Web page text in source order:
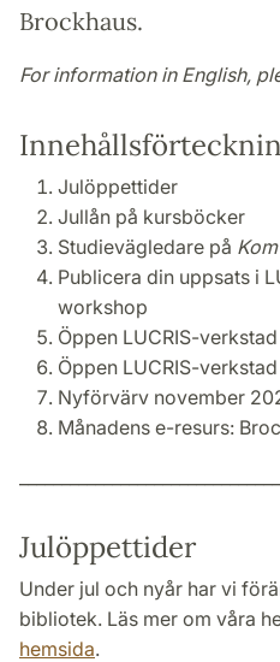
Brockhaus.
For information in English,
Julöppettider
Jullån på kursböcker
Studievägledare på
Publicera din uppsats i
workshop
Öppen LUCRIS-
Öppen LUCRIS-verkstad
Nyförvärv november
Månadens e-resurs:
Julöppettider
Under jul och nyår har vi
bibliotek. Läs mer om våra
hemsida.